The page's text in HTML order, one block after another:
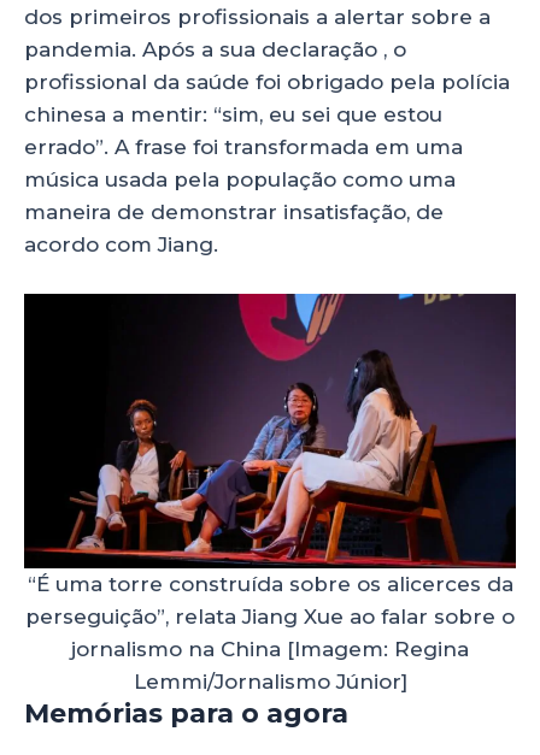
dos primeiros profissionais a alertar sobre a
pandemia. Após a sua declaração , o
profissional da saúde foi obrigado pela polícia
chinesa a mentir: “sim, eu sei que estou
errado”. A frase foi transformada em uma
música usada pela população como uma
maneira de demonstrar insatisfação, de
acordo com Jiang.
“É uma torre construída sobre os alicerces da
perseguição”, relata Jiang Xue ao falar sobre o
jornalismo na China [Imagem: Regina
Lemmi/Jornalismo Júnior]
Memórias para o agora